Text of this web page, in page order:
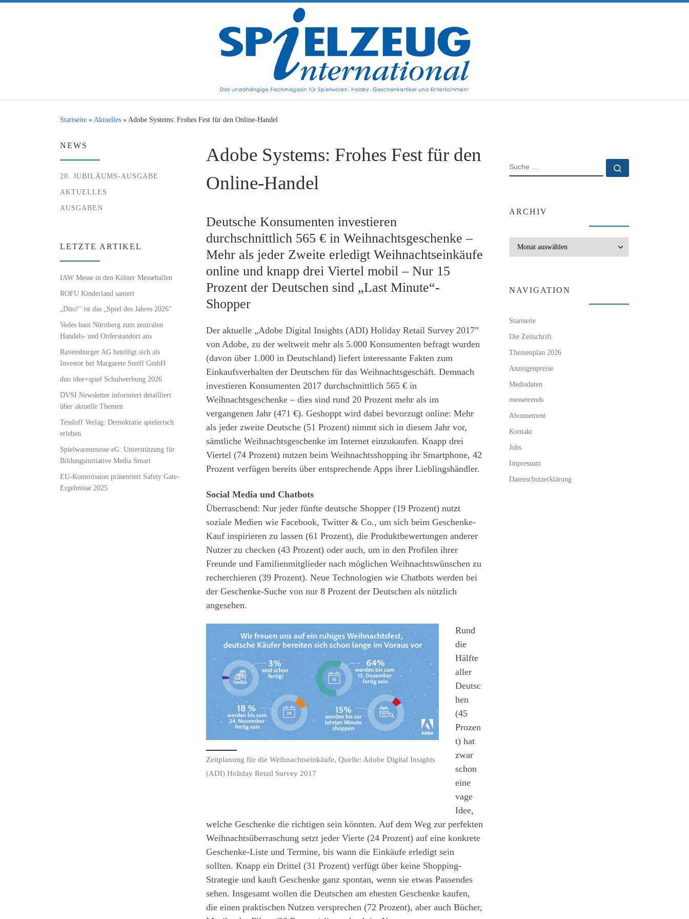
Startseite »Aktuelles »Adobe Systems: Frohes Fest für den Online-Handel
Adobe Systems: Frohes Fest für den
Online-Handel
Deutsche Konsumenten investieren
durchschnittlich 565 € in Weihnachtsgeschenke –
Mehr als jeder Zweite erledigt Weihnachtseinkäufe
online und knapp drei Viertel mobil – Nur 15
Prozent der Deutschen sind „Last Minute“-
Shopper
Der aktuelle „Adobe Digital Insights (ADI) Holiday Retail Survey 2017”
von Adobe, zu der weltweit mehr als 5.000 Konsumenten befragt wurden
(davon über 1.000 in Deutschland) liefert interessante Fakten zum
Einkaufsverhalten der Deutschen für das Weihnachtsgeschäft. Demnach
investieren Konsumenten 2017 durchschnittlich 565 € in
Weihnachtsgeschenke – dies sind rund 20 Prozent mehr als im
vergangenen Jahr (471 €). Geshoppt wird dabei bevorzugt online: Mehr
als jeder zweite Deutsche (51 Prozent) nimmt sich in diesem Jahr vor,
sämtliche Weihnachtsgeschenke im Internet einzukaufen. Knapp drei
Viertel (74 Prozent) nutzen beim Weihnachtsshopping ihr Smartphone, 42
Prozent verfügen bereits über entsprechende Apps ihrer Lieblingshändler.
Social Media und Chatbots
Überraschend: Nur jeder fünfte deutsche Shopper (19 Prozent) nutzt
soziale Medien wie Facebook, Twitter & Co., um sich beim Geschenke-
Kauf inspirieren zu lassen (61 Prozent), die Produktbewertungen anderer
Nutzer zu checken (43 Prozent) oder auch, um in den Profilen ihrer
Freunde und Familienmitglieder nach möglichen Weihnachtswünschen zu
recherchieren (39 Prozent). Neue Technologien wie Chatbots werden bei
der Geschenke-Suche von nur 8 Prozent der Deutschen als nützlich
angesehen.
Zeitplanung für die Weihnachtseinkäufe, Quelle: Adobe Digital Insights
(ADI) Holiday Retail Survey 2017
Rund
die
Hälfte
aller
Deutsc
hen
(45
Prozen
t) hat
zwar
schon
eine
vage
Idee,
welche Geschenke die richtigen sein könnten. Auf dem Weg zur perfekten
Weihnachtsüberraschung setzt jeder Vierte (24 Prozent) auf eine konkrete
Geschenke-Liste und Termine, bis wann die Einkäufe erledigt sein
sollten. Knapp ein Drittel (31 Prozent) verfügt über keine Shopping-
Strategie und kauft Geschenke ganz spontan, wenn sie etwas Passendes
sehen. Insgesamt wollen die Deutschen am ehesten Geschenke kaufen,
die einen praktischen Nutzen versprechen (72 Prozent), aber auch Bücher,
NEWS
20. JUBILÄUMS-AUSGABE
AKTUELLES
AUSGABEN
LETZTE ARTIKEL
IAW Messe in den Kölner Messehallen
ROFU Kinderland saniert
„Dito!“ ist das „Spiel des Jahres 2026“
Vedes baut Nürnberg zum zentralen
Handels- und Orderstandort aus
Ravensburger AG beteiligt sich als
Investor bei Margarete Steiff GmbH
duo idee+spiel Schulwerbung 2026
DVSI Newsletter informiert detailliert
über aktuelle Themen
Tessloff Verlag: Demokratie spielerisch
erleben
Spielwarenmesse eG: Unterstützung für
Bildungsinitiative Media Smart
EU-Kommission präsentiert Safety Gate-
Ergebnisse 2025
SUCHE
ARCHIV
NAVIGATION
Startseite
Die Zeitschrift
Themenplan 2026
Anzeigenpreise
Mediadaten
messetrends
Abonnement
Kontakt
Jobs
Impressum
Datenschutzerklärung